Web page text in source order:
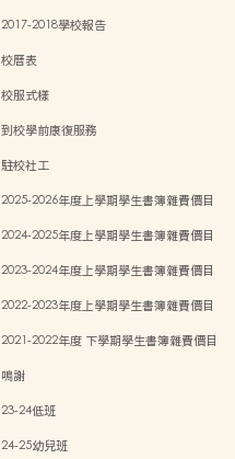
2017-2018學校報告
校曆表
校服式樣
到校學前康復服務
駐校社工
2025-2026年度上學期學生書簿雜費價目
2024-2025年度上學期學生書簿雜費價目
2023-2024年度上學期學生書簿雜費價目
2022-2023年度上學期學生書簿雜費價目
2021-2022年度 下學期學生書簿雜費價目
鳴謝
23-24低班
24-25幼兒班